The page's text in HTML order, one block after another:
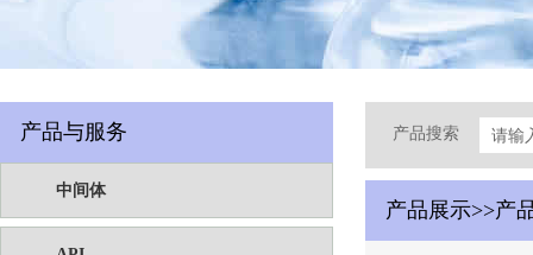
产品与服务
中间体
产品搜索
产品展示>>产